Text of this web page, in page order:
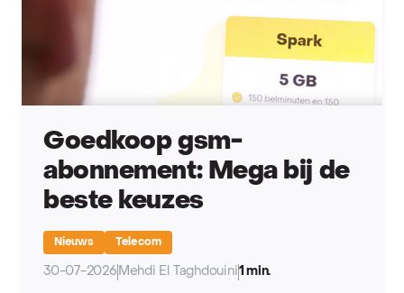
Goedkoop gsm-
abonnement: Mega bij de
beste keuzes
Nieuws Telecom
30-07-2026 Mehdi El Taghdouini1 min.